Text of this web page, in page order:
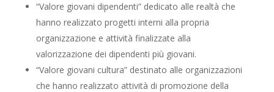
“Valore giovani dipendenti” dedicato alle realtà che
hanno realizzato progetti interni alla propria
organizzazione e attività finalizzate alla
valorizzazione dei dipendenti più giovani.
“Valore giovani cultura” destinato alle organizzazioni
che hanno realizzato attività di promozione della